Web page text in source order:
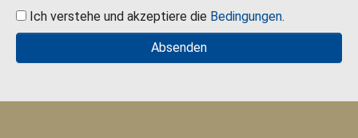
Ich verstehe und akzeptiere die Bedingungen.